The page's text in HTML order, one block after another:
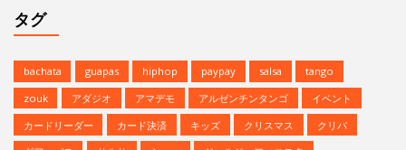
タグ
bachata guapas hiphop paypay salsa
tango
zouk
アダジオ アマデモ アルゼンチンタンゴ
イベント
カードリーダー
カード決済 キッズ クリスマス
クリパ